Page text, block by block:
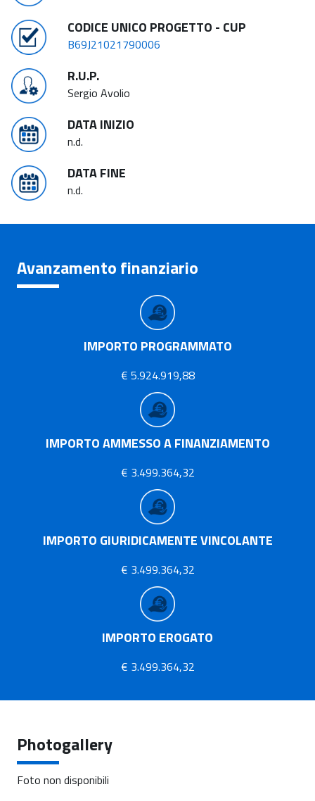
CODICE UNICO PROGETTO - CUP
B69J21021790006
R.U.P.
Sergio Avolio
DATA INIZIO
n.d.
DATA FINE
n.d.
Avanzamento finanziario
IMPORTO PROGRAMMATO
€ 5.924.919,88
IMPORTO AMMESSO A FINANZIAMENTO
€ 3.499.364,32
IMPORTO GIURIDICAMENTE VINCOLANTE
€ 3.499.364,32
IMPORTO EROGATO
€ 3.499.364,32
Photogallery
Foto non disponibili